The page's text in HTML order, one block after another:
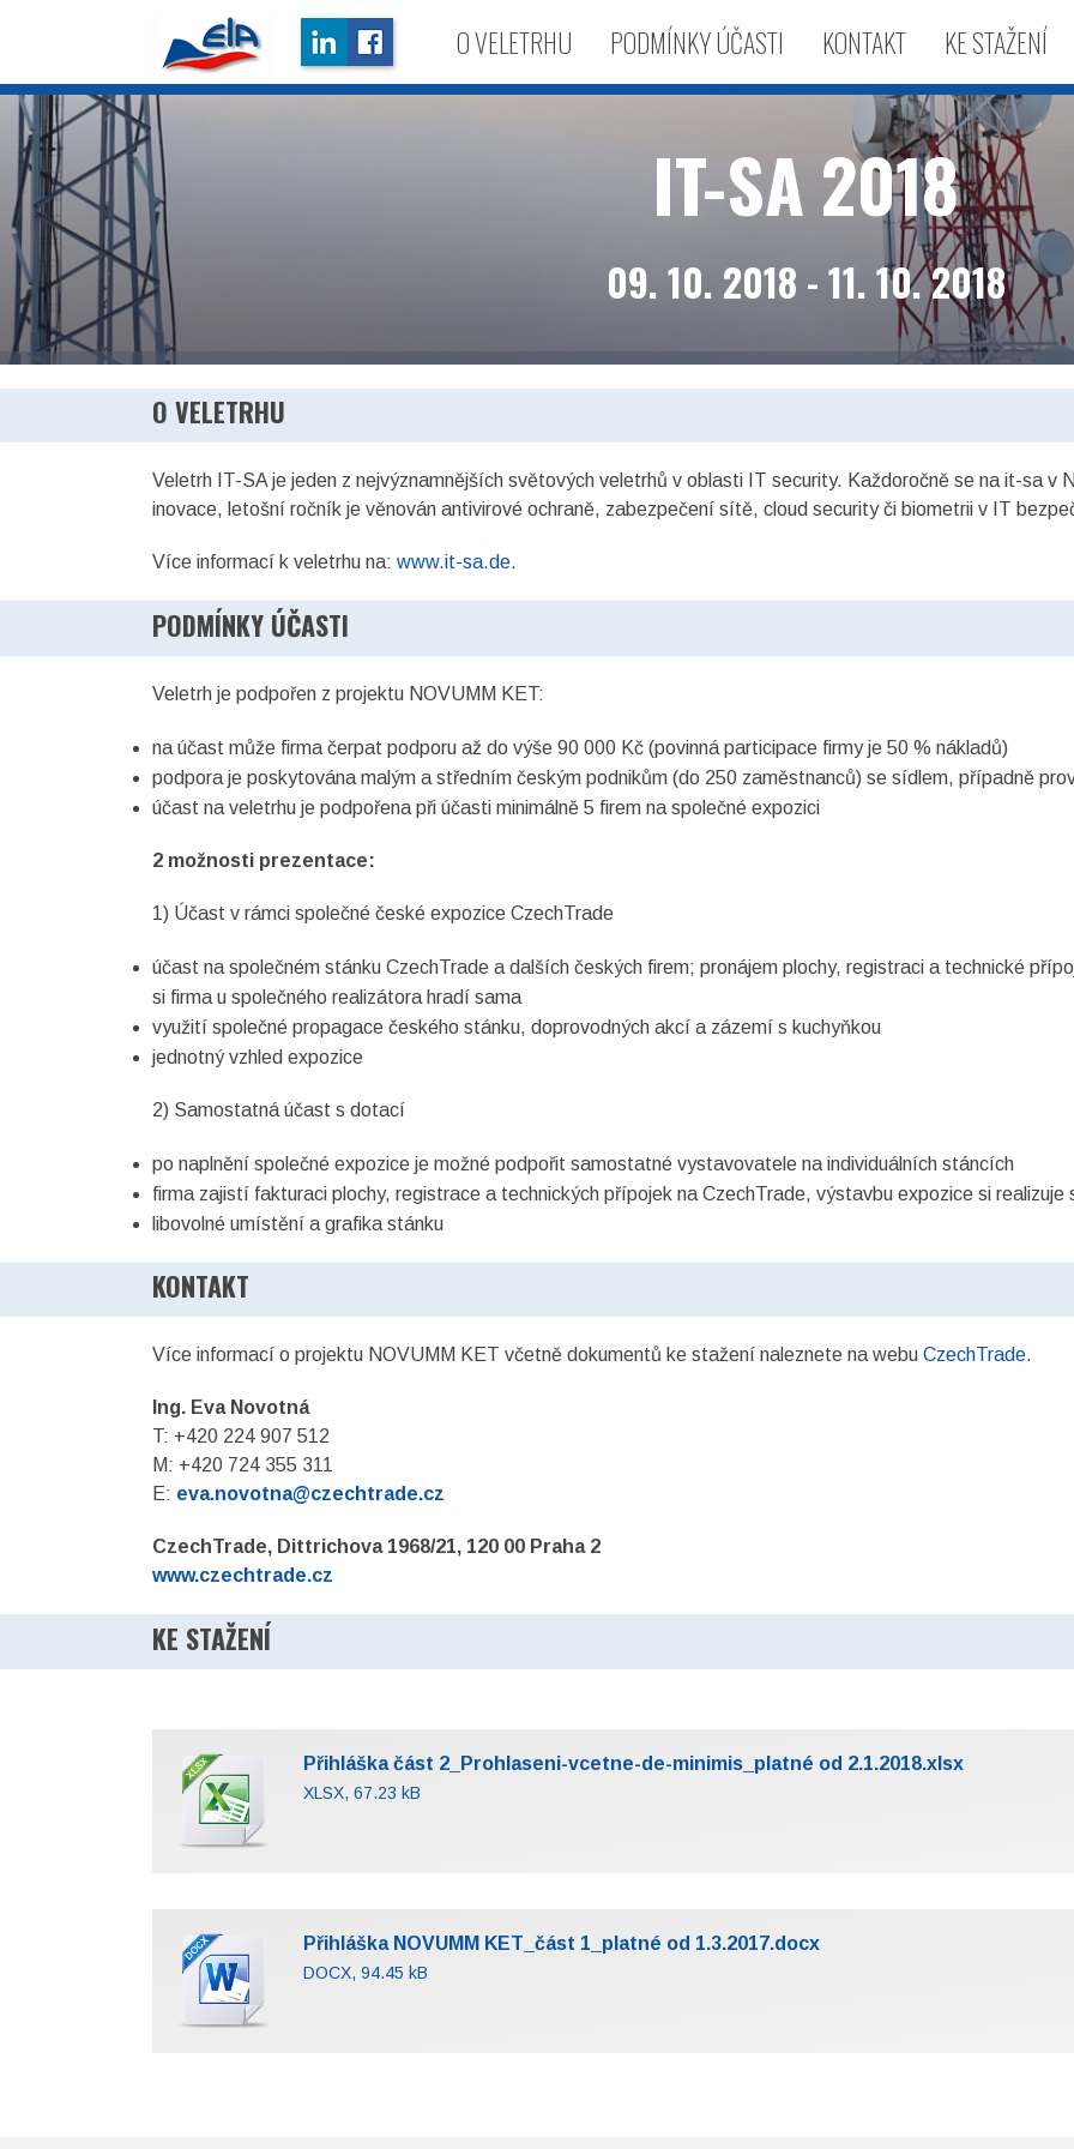
O VELETRHU PODMÍNKY ÚČASTI KONTAKT KE STAŽENÍ
IT-SA 2018
09. 10. 2018 - 11. 10. 2018
O VELETRHU
Veletrh IT-SA je jeden z nejvýznamnějších světových veletrhů v oblasti IT security. Každoročně se na it-sa v
inovace, letošní ročník je věnován antivirové ochraně, zabezpečení sítě, cloud security či biometrii v IT
Více informací k veletrhu na: www.it-sa.de.
PODMÍNKY ÚČASTI
Veletrh je podpořen z projektu NOVUMM KET:
na účast může firma čerpat podporu až do výše 90 000 Kč (povinná participace firmy je 50 % nákladů)
podpora je poskytována malým a středním českým podnikům (do 250 zaměstnanců) se sídlem, případně
účast na veletrhu je podpořena při účasti minimálně 5 firem na společné expozici
2 možnosti prezentace:
1) Účast v rámci společné české expozice CzechTrade
účast na společném stánku CzechTrade a dalších českých firem; pronájem plochy, registraci a technické
si firma u společného realizátora hradí sama
využití společné propagace českého stánku, doprovodných akcí a zázemí s kuchyňkou
jednotný vzhled expozice
2) Samostatná účast s dotací
po naplnění společné expozice je možné podpořit samostatné vystavovatele na individuálních stáncích
firma zajistí fakturaci plochy, registrace a technických přípojek na CzechTrade, výstavbu expozice si realizuje
libovolné umístění a grafika stánku
KONTAKT
Více informací o projektu NOVUMM KET včetně dokumentů ke stažení naleznete na webu CzechTrade.
Ing. Eva Novotná
T: +420 224 907 512
M: +420 724 355 311
E: eva.novotna@czechtrade.cz
CzechTrade, Dittrichova 1968/21, 120 00 Praha 2
www.czechtrade.cz
KE STAŽENÍ
Přihláška část 2_Prohlaseni-vcetne-de-minimis_platné od 2.1.2018.xlsx
XLSX, 67.23 kB
Přihláška NOVUMM KET_část 1_platné od 1.3.2017.docx
DOCX, 94.45 kB